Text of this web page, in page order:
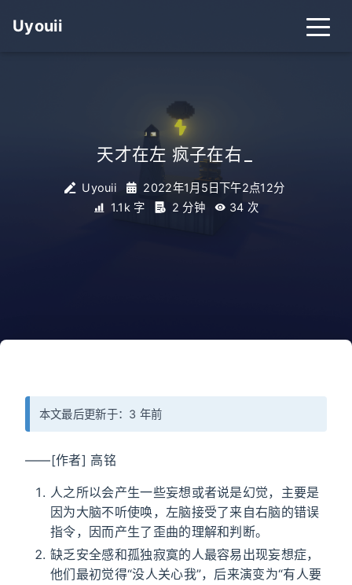
Uyouii
天才在左 疯子在右
Uyouii
2022年1月5日下午2点12分
1.1k 字
2 分钟 34 次
本文最后更新于：3 年前
——[作者] 高铭
人之所以会产生一些妄想或者说是幻觉，主要是
因为大脑不听使唤，左脑接受了来自右脑的错误
指令，因而产生了歪曲的理解和判断。
缺乏安全感和孤独寂寞的人最容易出现妄想症，
他们最初觉得“没人关心我”，后来演变为“有人要